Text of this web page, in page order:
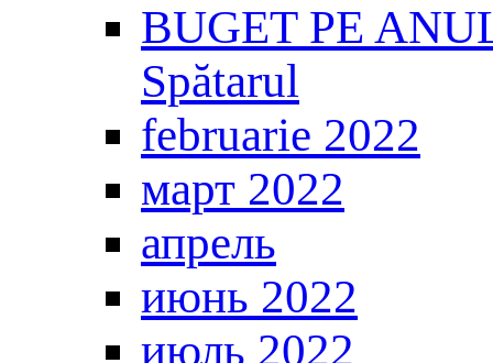
BUGET PE
Spătarul
februarie 2022
март 2022
апрель
июнь 2022
июль 2022